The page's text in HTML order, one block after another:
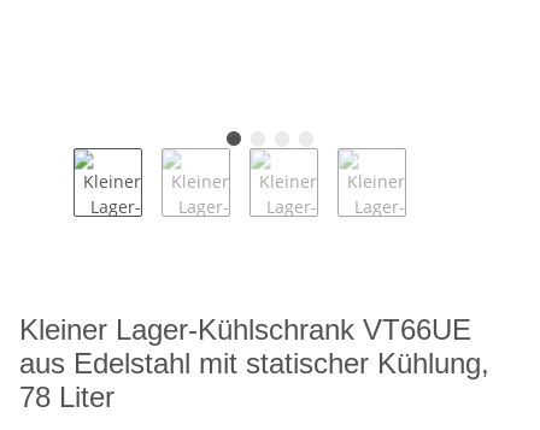
Kleiner Lager-Kühlschrank VT66UE
aus Edelstahl mit statischer Kühlung,
78 Liter